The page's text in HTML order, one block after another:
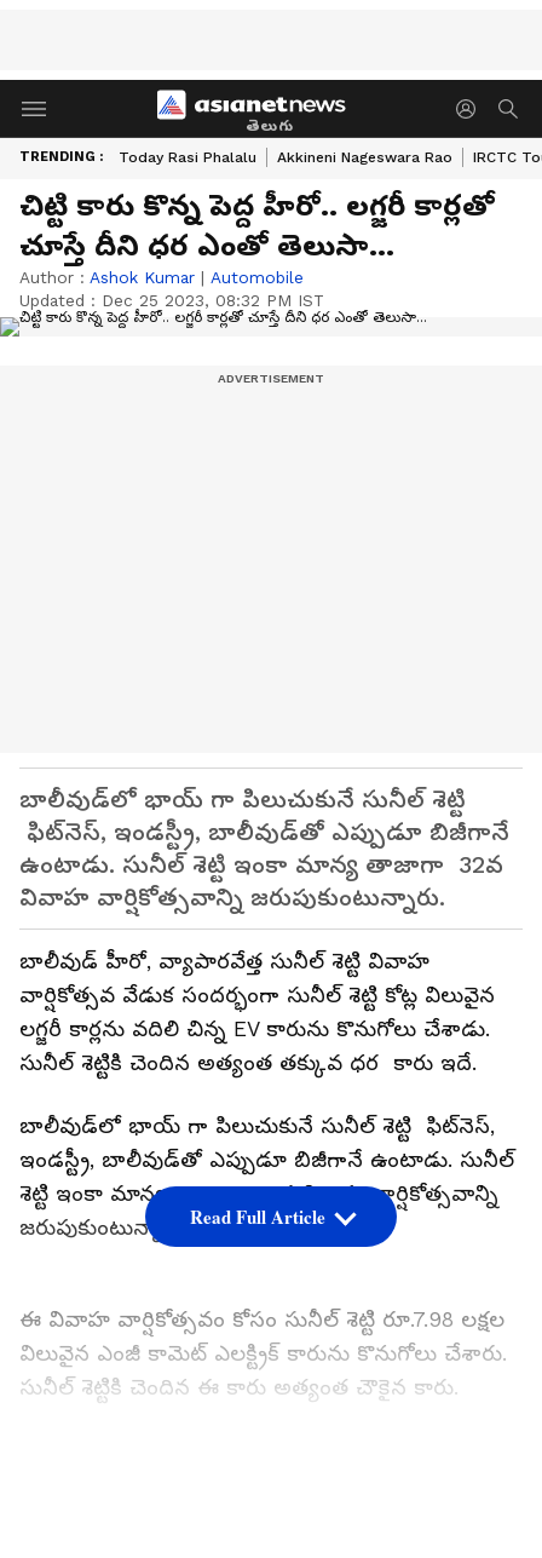
తెలుగు
TRENDING : Today Rasi Phalalu Akkineni Nageswara Rao IRCTC
చిట్టి కారు కొన్న పెద్ద హీరో.. లగ్జరీ కార్లతో
చూస్తే దీని ధర ఎంతో తెలుసా...
Author : Ashok Kumar | Automobile
Updated : Dec 25 2023, 08:32 PM IST
బాలీవుడ్‌లో భాయ్ గా పిలుచుకునే సునీల్ శెట్టి
ఫిట్‌నెస్, ఇండస్ట్రీ, బాలీవుడ్‌తో ఎప్పుడూ బిజీగానే
ఉంటాడు. సునీల్ శెట్టి ఇంకా మాన్య తాజాగా 32వ
వివాహ వార్షికోత్సవాన్ని జరుపుకుంటున్నారు.
బాలీవుడ్ హీరో, వ్యాపారవేత్త సునీల్ శెట్టి వివాహ
వార్షికోత్సవ వేడుక సందర్భంగా సునీల్ శెట్టి కోట్ల విలువైన
లగ్జరీ కార్లను వదిలి చిన్న EV కారును కొనుగోలు చేశాడు.
సునీల్ శెట్టికి చెందిన అత్యంత తక్కువ ధర కారు ఇదే.
బాలీవుడ్‌లో భాయ్ గా పిలుచుకునే సునీల్ శెట్టి ఫిట్‌నెస్,
ఇండస్ట్రీ, బాలీవుడ్‌తో ఎప్పుడూ బిజీగానే ఉంటాడు. సునీల్
శెట్టి ఇంకా మాన్య తాజాగా 32వ వివాహ వార్షికోత్సవాన్ని
జరుపుకుంటున్నారు.
ఈ వివాహ వార్షికోత్సవం కోసం సునీల్ శెట్టి రూ.7.98 లక్షల
విలువైన ఎంజీ కామెట్ ఎలక్ట్రిక్ కారును కొనుగోలు చేశారు.
సునీల్ శెట్టికి చెందిన ఈ కారు అత్యంత చౌకైన కారు.
Read Full Article